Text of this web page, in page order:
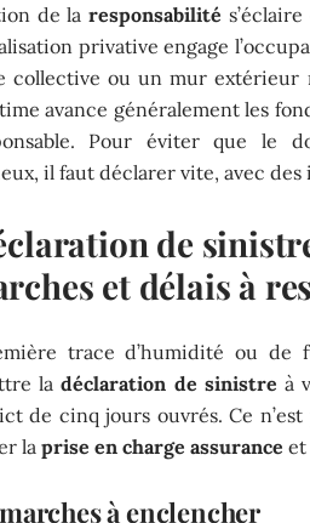
de laresponsabilité
privative engage
collective ou un mur extérieur
avance généralement les
Pour éviter que le
il faut déclarer vite, avec des
de
et délais à
trace d’humidité ou de
ladéclaration de sinistre à
de cinq jours ouvrés. Ce
laprise en charge assurance et
à enclencher